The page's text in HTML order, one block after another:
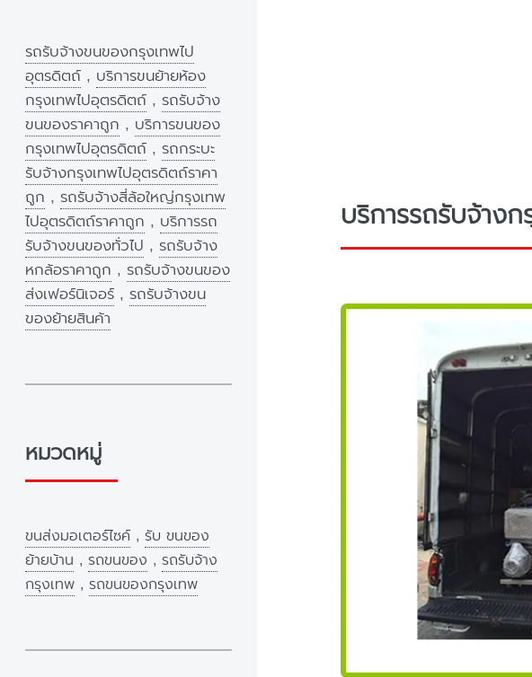
บริการรถรับจ้าง
รถรับจ้างขนของกรุงเทพไป
อุตรดิตถ์ , บริการขนย้ายห้อง
กรุงเทพไปอุตรดิตถ์ , รถรับจ้าง
ขนของราคาถูก , บริการขนของ
กรุงเทพไปอุตรดิตถ์ , รถกระบะ
รับจ้างกรุงเทพไปอุตรดิตถ์ราคา
ถูก , รถรับจ้างสี่ล้อใหญ่กรุงเทพ
ไปอุตรดิตถ์ราคาถูก , บริการรถ
รับจ้างขนของทั่วไป , รถรับจ้าง
หกล้อราคาถูก , รถรับจ้างขนของ
ส่งเฟอร์นิเจอร์ , รถรับจ้างขน
ของย้ายสินค้า
หมวดหมู่
ขนส่งมอเตอร์ไซค์ , รับ ขนของ
ย้ายบ้าน , รถขนของ , รถรับจ้าง
กรุงเทพ , รถขนของกรุงเทพ